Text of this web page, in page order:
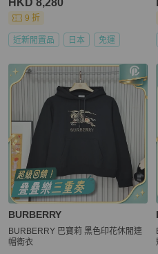
9 折
近新閒置品 日本 免運
BURBERRY
BURBERRY 巴寶莉 黑色印花休閒連
帽衛衣